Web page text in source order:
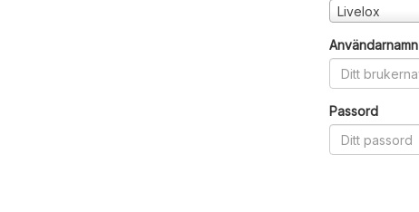
Livelox
Användarnamn
Passord